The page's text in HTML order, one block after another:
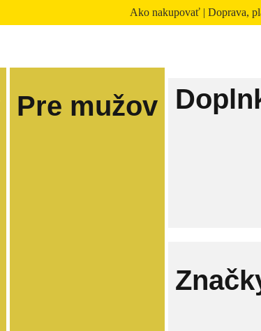
Ako nakupovať| Doprava,
Pre mužov